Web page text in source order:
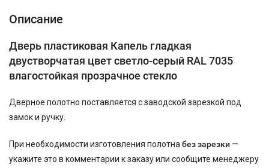
Описание
Дверь пластиковая Капель гладкая
двустворчатая цвет светло-серый RAL 7035
влагостойкая прозрачное стекло
Дверное полотно поставляется с заводской зарезкой под
замок и ручку.
При необходимости изготовления полотна без зарезки —
укажите это в комментарии к заказу или сообщите менеджеру